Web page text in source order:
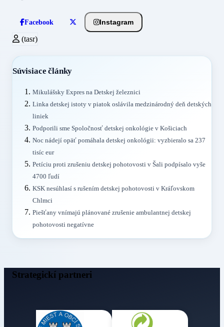
Facebook Instagram
(tasr)
Súvisiace články
Mikulášsky Expres na Detskej železnici
Linka detskej istoty v piatok oslávila medzinárodný deň detských
liniek
Podporili sme Spoločnosť detskej onkológie v Košiciach
Noc nádejí opäť pomáhala detskej onkológii: vyzbieralo sa 237
tisíc eur
Petíciu proti zrušeniu detskej pohotovosti v Šali podpísalo vyše
4700 ľudí
KSK nesúhlasí s rušením detskej pohotovosti v Kráľovskom
Chlmci
Piešťany vnímajú plánované zrušenie ambulantnej detskej
pohotovosti negatívne
Strategickí partneri